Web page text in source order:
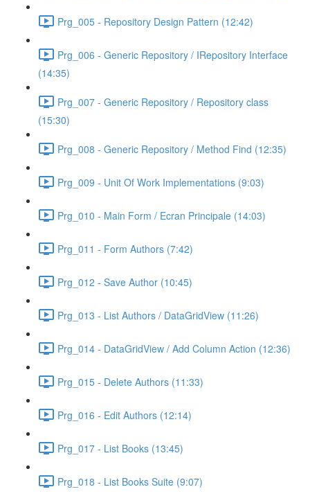
Prg_005 - Repository Design Pattern (12:42)
Prg_006 - Generic Repository / IRepository Interface
(14:35)
Prg_007 - Generic Repository / Repository class
(15:30)
Prg_008 - Generic Repository / Method Find (12:35)
Prg_009 - Unit Of Work Implementations (9:03)
Prg_010 - Main Form / Ecran Principale (14:03)
Prg_011 - Form Authors (7:42)
Prg_012 - Save Author (10:45)
Prg_013 - List Authors / DataGridView (11:26)
Prg_014 - DataGridView / Add Column Action (12:36)
Prg_015 - Delete Authors (11:33)
Prg_016 - Edit Authors (12:14)
Prg_017 - List Books (13:45)
Prg_018 - List Books Suite (9:07)